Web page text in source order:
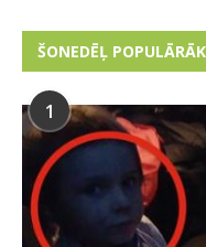
ŠONEDĒĻ
1